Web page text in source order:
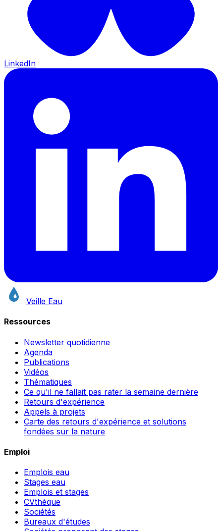
LinkedIn
Veille Eau
Ressources
Newsletter quotidienne
Agenda
Publications
Vidéos
Thématiques
Ce qu'il ne fallait pas rater la semaine dernière
Retours d'expérience
Appels à projets
Carte des retours d'expérience et solutions
fondées sur la nature
Emploi
Emplois eau
Stages eau
Emplois et stages
CVthèque
Sociétés
Bureaux d'études